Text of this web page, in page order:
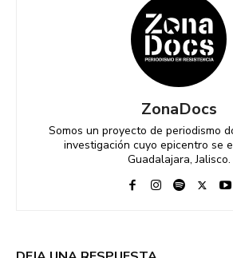
ZonaDocs
Somos un proyecto de periodismo
investigación cuyo epicentro se
Guadalajara, Jalisco.